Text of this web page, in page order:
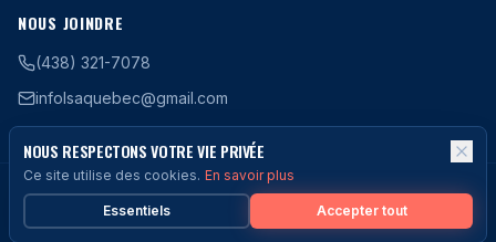
NOUS JOINDRE
(438) 321-7078
infolsaquebec@gmail.com
©2026LSAQ -Ligue de Soccer Amateur du Québec.Tous droits
Politique de confidentialitéConditions d'utilisation
NOUS RESPECTONS VOTRE VIE PRIVÉE
Ce site utilise des cookies. En savoir plus
Essentiels Accepter tout